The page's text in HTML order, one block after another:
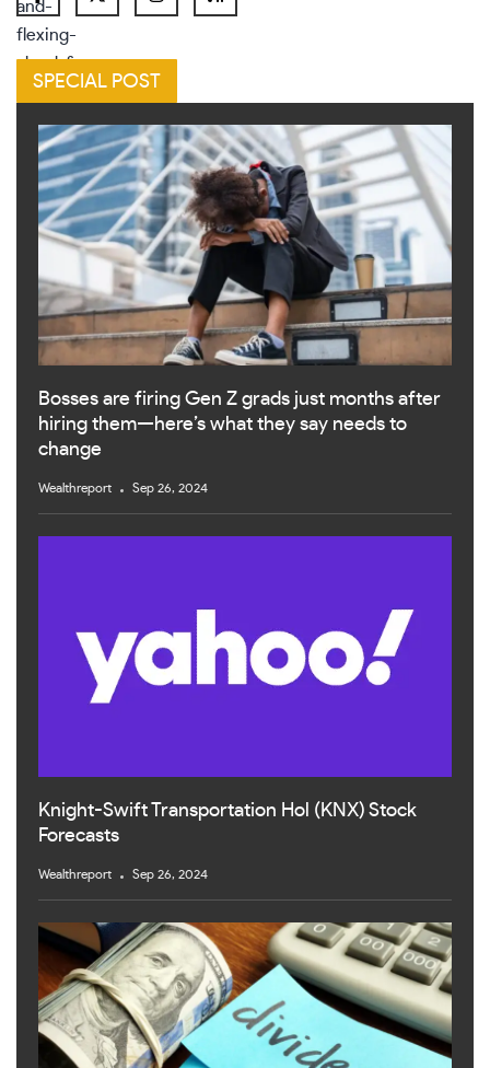
SPECIAL POST
Bosses are firing Gen Z grads just months after
hiring them—here’s what they say needs to
change
Wealthreport Sep 26, 2024
Knight-Swift Transportation Hol (KNX) Stock
Forecasts
Wealthreport Sep 26, 2024